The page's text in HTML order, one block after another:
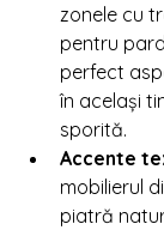
zonele cu
pentru
perfect
în același
sporită.
Accente
mobilierul
piatră